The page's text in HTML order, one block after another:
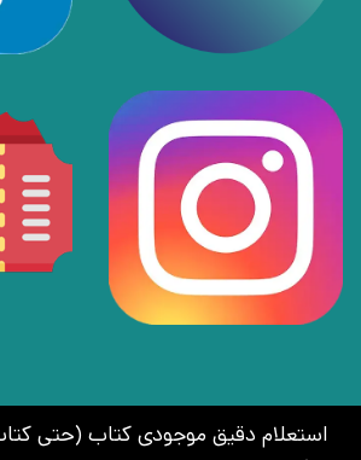
استعلام دقیق موجودی کتاب (حتی